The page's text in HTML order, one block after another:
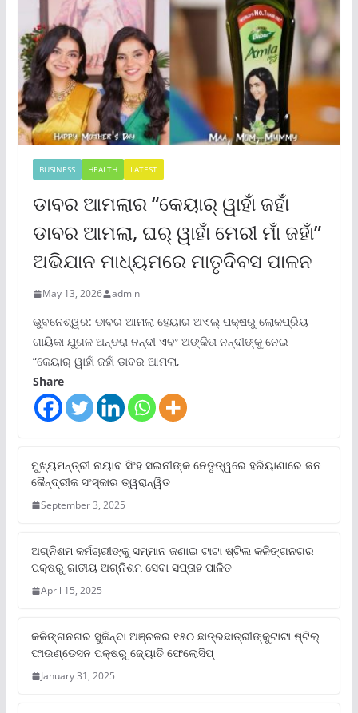
BUSINESS HEALTH LATEST
ଡାବର ଆମଲାର “କେୟାର୍ ୱାହାଁ ଜହାଁ
ଡାବର ଆମଲା, ଘର୍ ୱାହାଁ ମେରୀ ମାଁ ଜହାଁ”
ଅଭିଯାନ ମାଧ୍ୟମରେ ମାତୃଦିବସ ପାଳନ
May 13, 2026 admin
ଭୁବନେଶ୍ୱର: ଡାବର ଆମଲା ହେୟାର ଅଏଲ୍ ପକ୍ଷରୁ ଲୋକପ୍ରିୟ
ଗାୟିକା ଯୁଗଳ ଅନ୍ତରା ନନ୍ଦୀ ଏବଂ ଅଙ୍କିତା ନନ୍ଦୀଙ୍କୁ ନେଇ
“କେୟାର୍ ୱାହାଁ ଜହାଁ ଡାବର ଆମଲା,
Share
ମୁଖ୍ୟମନ୍ତ୍ରୀ ନାୟାବ ସିଂହ ସଇନୀଙ୍କ ନେତୃତ୍ୱରେ ହରିୟାଣାରେ ଜନ
କୈନ୍ଦ୍ରୀକ ସଂସ୍କାର ତ୍ୱରାନ୍ୱିତ
September 3, 2025
ଅଗ୍ନିଶମ କର୍ମଚାରୀଙ୍କୁ ସମ୍ମାନ ଜଣାଇ ଟାଟା ଷ୍ଟିଲ କଳିଙ୍ଗନଗର
ପକ୍ଷରୁ ଜାତୀୟ ଅଗ୍ନିଶମ ସେବା ସପ୍ତାହ ପାଳିତ
April 15, 2025
କଳିଙ୍ଗନଗର ସୁକିନ୍ଦା ଅଞ୍ଚଳର ୧୫୦ ଛାତ୍ରଛାତ୍ରୀଙ୍କୁଟାଟା ଷ୍ଟିଲ୍
ଫାଉଣ୍ଡେସନ ପକ୍ଷରୁ ଜ୍ୟୋତି ଫେଲୋସିପ୍‌
January 31, 2025